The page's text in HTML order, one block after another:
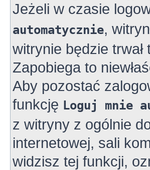
Jeżeli w czasie
automatycznie,
witrynie będzie
Zapobiega to
Aby pozostać
funkcję Loguj mnie
z witryny z ogólnie
internetowej, sali
widzisz tej funkcji,